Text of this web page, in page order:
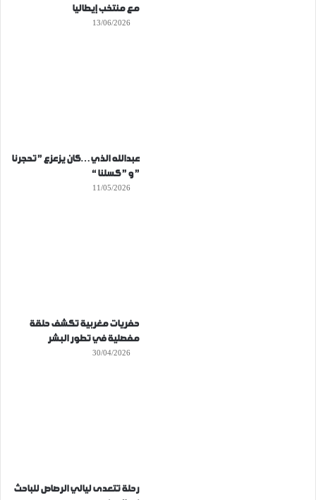
مع منتخب إيطاليا
13/06/2026
عبدالله الذي…كان يزعزع ” تحجرنا
” و ” كسلنا “
11/05/2026
حفريات مغربية تكشف حلقة
مفصلية في تطور البشر
30/04/2026
رحلة تتعدى ليالي الرصاص للباحث